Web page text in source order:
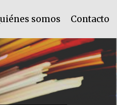
somos Contacto